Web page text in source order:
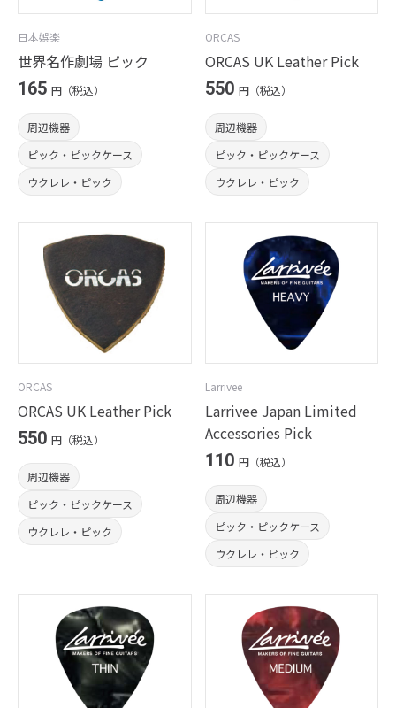
日本娯楽
世界名作劇場 ピック
165 円（税込）
周辺機器
ピック・ピックケース
ウクレレ・ピック
ORCAS
ORCAS UK Leather Pick
550 円（税込）
周辺機器
ピック・ピックケース
ウクレレ・ピック
ORCAS
ORCAS UK Leather Pick
550 円（税込）
周辺機器
ピック・ピックケース
ウクレレ・ピック
Larrivee
Larrivee Japan Limited
Accessories Pick
110 円（税込）
周辺機器
ピック・ピックケース
ウクレレ・ピック